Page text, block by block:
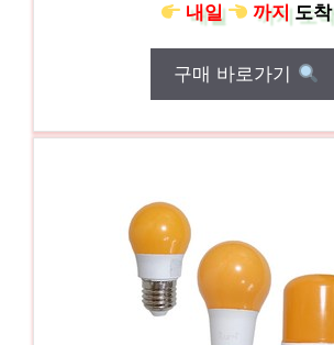
내일
까지도착
구매 바로가기